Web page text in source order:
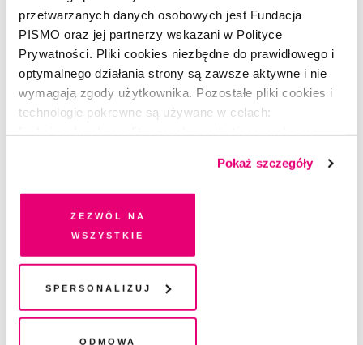
przetwarzanych danych osobowych jest Fundacja
PISMO oraz jej partnerzy wskazani w Polityce
Prywatności. Pliki cookies niezbędne do prawidłowego i
optymalnego działania strony są zawsze aktywne i nie
wymagają zgody użytkownika. Pozostałe pliki cookies i
technologie pokrewne są używane w celach:
dobrowolną zgodę na pliki cookies i technologie
pokrewne, zgadzasz się na przechowywanie informacji
na Twoim urządzeniu końcowym lub dostęp do niego i
przetwarzanie danych. Zgodę na wszystkie lub niektóre
chwili wycofać lub ponowić w zakładce "Ustawienia
plików cookie". Wycofanie zgody nie wpływa na
legalność przetwarzania danych przed jej wycofaniem
Pokaż szczegóły
Zezwól na
wszystkie
Spersonalizuj
Odmowa